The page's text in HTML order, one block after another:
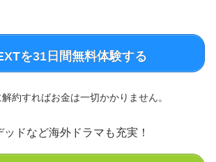
を31日間無料体験する
約すればお金は一切かかりません。
ドなど海外ドラマも充実！